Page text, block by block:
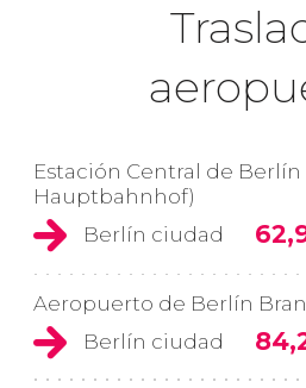
Estación Central de
Hauptbahnhof)
Berlín ciudad
Aeropuerto de Berlín
Berlín ciudad